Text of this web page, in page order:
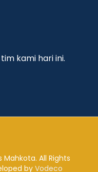
kami hari ini.
All Rights
by Vodeco